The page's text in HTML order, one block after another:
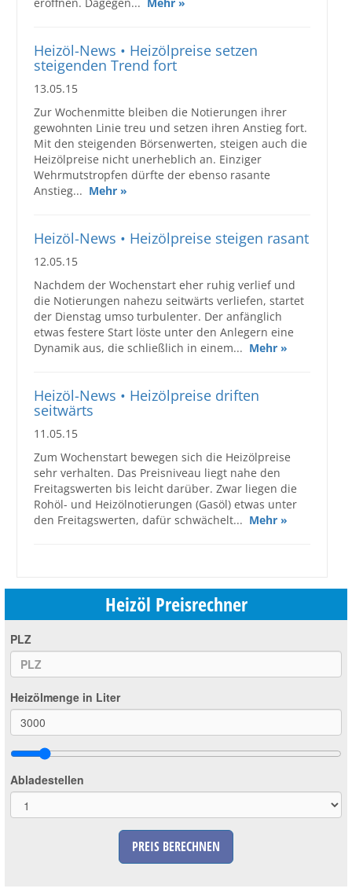
Heizöl-News • Heizölpreise setzen
steigenden Trend fort
13.05.15
Zur Wochenmitte bleiben die Notierungen ihrer
gewohnten Linie treu und setzen ihren Anstieg fort.
Mit den steigenden Börsenwerten, steigen auch die
Heizölpreise nicht unerheblich an. Einziger
Wehrmutstropfen dürfte der ebenso rasante
Anstieg... Mehr »
Heizöl-News • Heizölpreise steigen rasant
12.05.15
Nachdem der Wochenstart eher ruhig verlief und
die Notierungen nahezu seitwärts verliefen, startet
der Dienstag umso turbulenter. Der anfänglich
etwas festere Start löste unter den Anlegern eine
Dynamik aus, die schließlich in einem... Mehr »
Heizöl-News • Heizölpreise driften
seitwärts
11.05.15
Zum Wochenstart bewegen sich die Heizölpreise
sehr verhalten. Das Preisniveau liegt nahe den
Freitagswerten bis leicht darüber. Zwar liegen die
Rohöl- und Heizölnotierungen (Gasöl) etwas unter
den Freitagswerten, dafür schwächelt... Mehr »
Heizöl Preisrechner
PLZ
Heizölmenge in Liter
Abladestellen
PREIS BERECHNEN